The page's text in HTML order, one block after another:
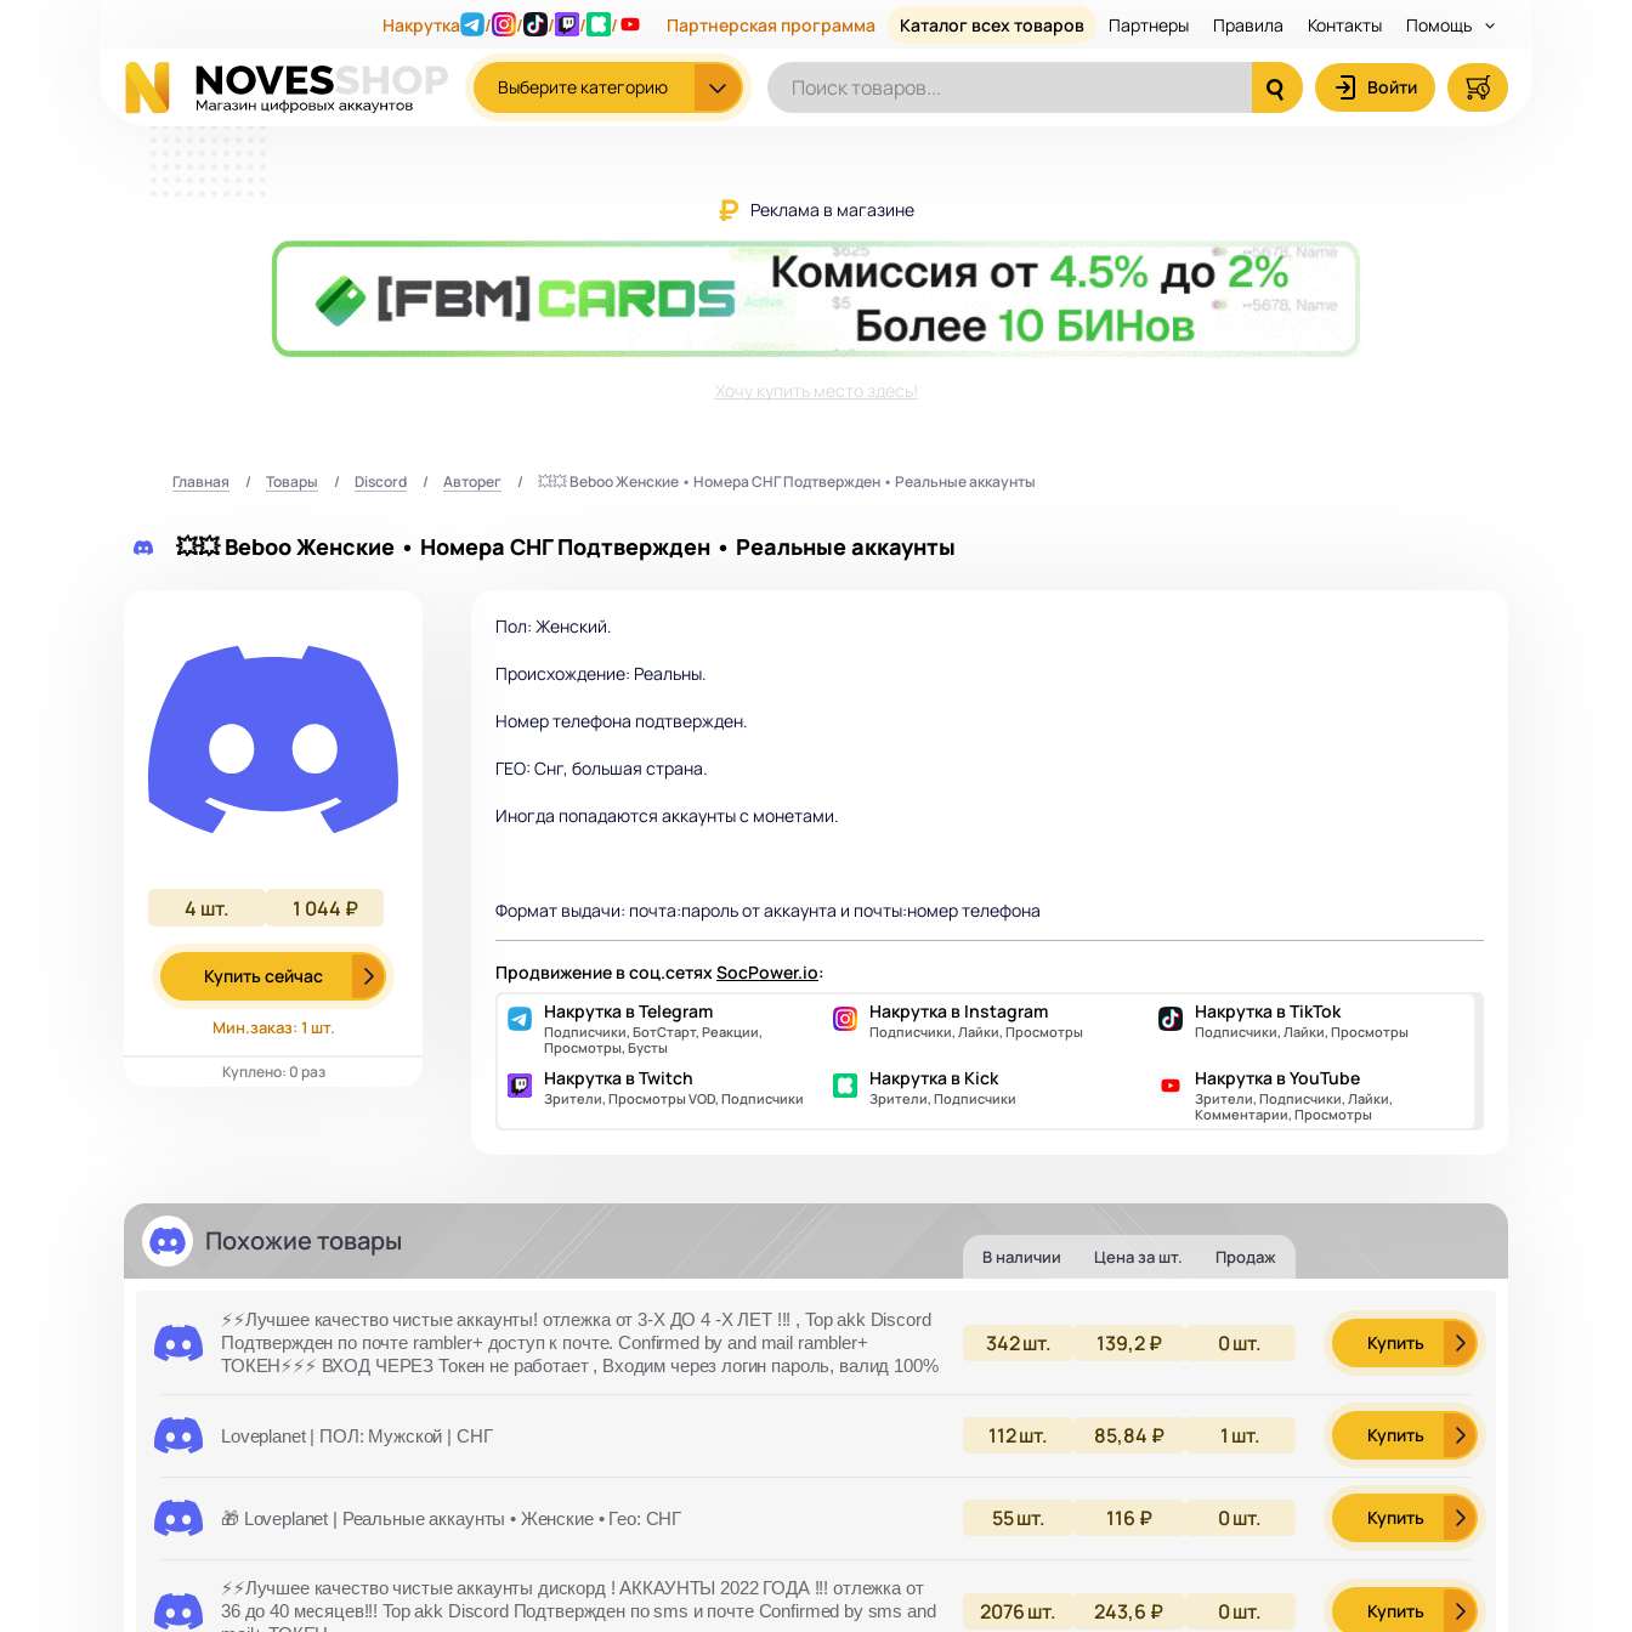
Накрутка / / / / / Партнерская программа Каталог всех товаров Партнеры Правила Контакты Помощь
Выберите категорию Войти
Реклама в магазине
Хочу купить место здесь!
Главная Товары Discord Авторег 💥💥 Beboo Женские • Номера СНГ Подтвержден • Реальные аккаунты
💥💥 Beboo Женские • Номера СНГ Подтвержден • Реальные аккаунты
4 шт. 1 044 ₽
Купить сейчас
Мин.заказ: 1 шт.
Куплено: 0 раз
Пол: Женский.
Происхождение: Реальны.
Номер телефона подтвержден.
ГЕО: Снг, большая страна.
Иногда попадаются аккаунты с монетами.
Формат выдачи: почта:пароль от аккаунта и почты:номер телефона
Продвижение в соц.сетяхSocPower.io:
Накрутка в Telegram
Подписчики, БотСтарт, Реакции,
Просмотры, Бусты
Накрутка в Instagram
Подписчики, Лайки, Просмотры
Накрутка в TikTok
Подписчики, Лайки, Просмотры
Накрутка в Twitch
Зрители, Просмотры VOD, Подписчики
Накрутка в Kick
Зрители, Подписчики
Накрутка в YouTube
Зрители, Подписчики, Лайки,
Комментарии, Просмотры
Похожие товары В наличии Цена за шт. Продаж
⚡⚡Лучшее качество чистые аккаунты! отлежка от 3-Х ДО 4 -Х ЛЕТ !!! , Top akk Discord
Подтвержден по почте rambler+ доступ к почте. Confirmed by and mail rambler+
ТОКЕН⚡⚡⚡ ВХОД ЧЕРЕЗ Токен не работает , Входим через логин пароль, валид 100%
342шт. 139,2 ₽ 0шт. Купить
Loveplanet | ПОЛ: Мужской | СНГ 112шт. 85,84 ₽ 1 шт. Купить
🎁 Loveplanet | Реальные аккаунты • Женские • Гео: СНГ 55шт. 116 ₽ 0шт. Купить
⚡⚡Лучшее качество чистые аккаунты дискорд ! АККАУНТЫ 2022 ГОДА !!! отлежка от
36 до 40 месяцев!!! Top akk Discord Подтвержден по sms и почте Confirmed by sms and
2076шт. 243,6 ₽ 0шт. Купить